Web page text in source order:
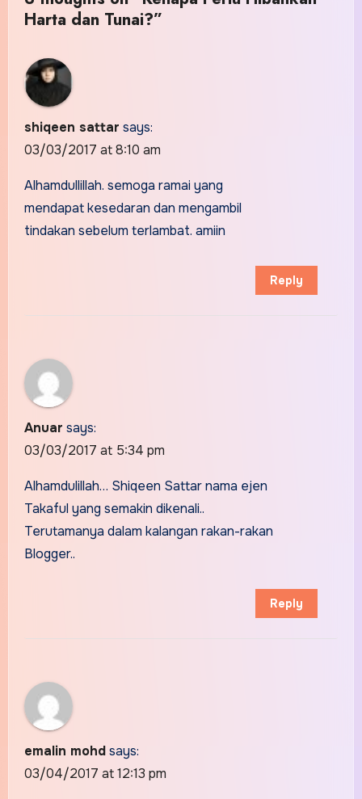
Harta dan Tunai?”
shiqeen sattar says:
03/03/2017 at 8:10 am
Alhamdullillah. semoga ramai yang
mendapat kesedaran dan mengambil
tindakan sebelum terlambat. amiin
Reply
Anuar says:
03/03/2017 at 5:34 pm
Alhamdulillah… Shiqeen Sattar nama ejen
Takaful yang semakin dikenali..
Terutamanya dalam kalangan rakan-rakan
Blogger..
Reply
emalin mohd says:
03/04/2017 at 12:13 pm